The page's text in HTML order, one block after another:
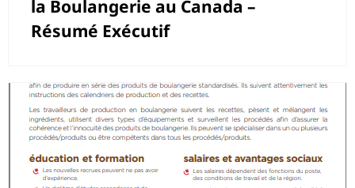
la Boulangerie au Canada –
Résumé Exécutif